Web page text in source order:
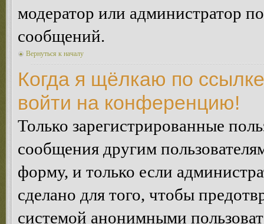
модератор или администратор
сообщений.
Вернуться к началу
Когда я щёлкаю по
войти на конференцию!
Только зарегистрированные
сообщения другим
форму, и только если
сделано для того, чтобы
системой анонимными